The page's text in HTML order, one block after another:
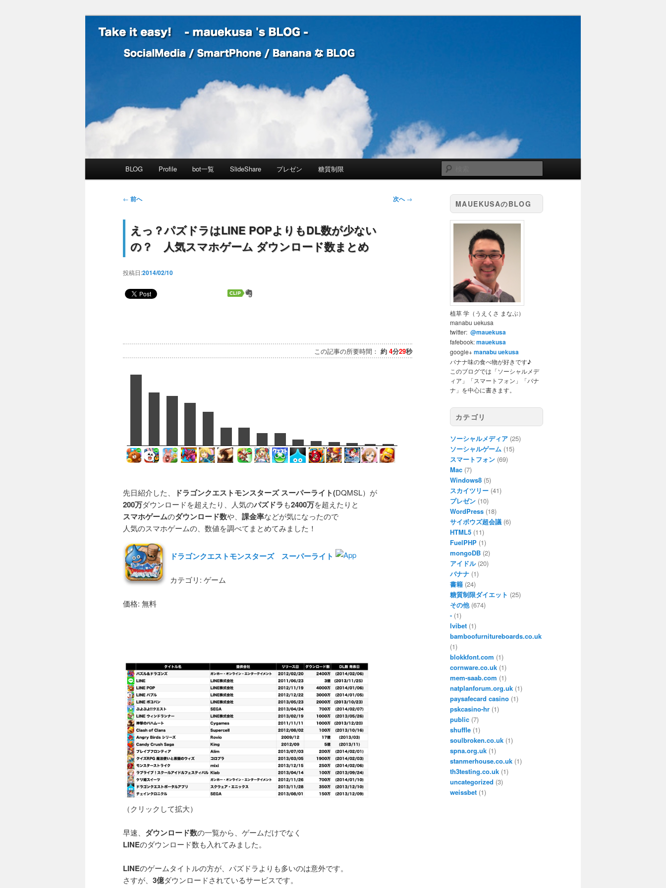
Take it easy! – mauekusa 's BLOG -
索
メインコンテンツへ移動
サブコンテンツへ移動
BLOG Profile bot一覧 SlideShare プレゼン 糖質制限
投稿ナビゲーション
← 前へ 次へ→
えっ？パズドラはLINE POPよりもDL数が少ない
の？ 人気スマホゲーム ダウンロード数まとめ
投稿日:2014/02/10
この記事の所要時間： 約 4分29秒
先日紹介した、 ドラゴンクエストモンスターズ スーパーライト(DQMSL）が
200万ダウンロードを超えたり、人気のパズドラ も2400万を超えたりと
スマホゲームのダウンロード数や、 課金率などが気になったので
人気のスマホゲームの、数値を調べてまとめてみました！
ドラゴンクエストモンスターズ スーパーライト
カテゴリ: ゲーム
価格: 無料
（クリックして拡大）
早速、 ダウンロード数の一覧から、ゲームだけでなく
LINEのダウンロード数も入れてみました。
LINEのゲームタイトルの方が、パズドラよりも多いのは意外です。
さすが、 3億ダウンロードされているサービスです。
MAUEKUSAのBLOG
植草 学（うえくさ まなぶ）
manabu uekusa
twitter: @mauekusa
fafebook:mauekusa
google+manabu uekusa
バナナ味の食べ物が好きです♪
このブログでは「ソーシャルメデ
ィア」「スマートフォン」「バナ
ナ」を中心に書きます。
カテゴリ
ソーシャルメディア (25)
ソーシャルゲーム (15)
スマートフォン (69)
Mac (7)
Windows8 (5)
スカイツリー (41)
プレゼン (10)
WordPress (18)
サイボウズ超会議 (6)
HTML5 (11)
FuelPHP (1)
mongoDB (2)
アイドル(20)
バナナ (1)
書籍 (24)
糖質制限ダイエット (25)
その他(674)
- (1)
Ivibet (1)
bamboofurnitureboards.co.uk
(1)
blokkfont.com (1)
cornware.co.uk (1)
mem-saab.com (1)
natplanforum.org.uk (1)
paysafecard casino (1)
pskcasino-hr (1)
public (7)
shuffle (1)
soulbroken.co.uk (1)
spna.org.uk (1)
stanmerhouse.co.uk (1)
th3testing.co.uk (1)
uncategorized (3)
weissbet (1)